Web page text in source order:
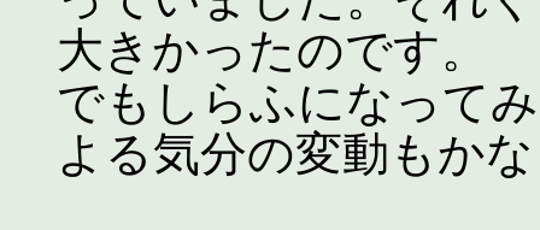
大きかったのです。
でもしらふになって
よる気分の変動もか